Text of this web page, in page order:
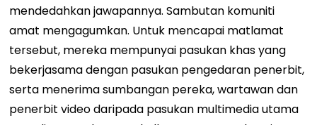
mendedahkan jawapannya. Sambutan komuniti
amat mengagumkan. Untuk mencapai matlamat
tersebut, mereka mempunyai pasukan khas yang
bekerjasama dengan pasukan pengedaran penerbit,
serta menerima sumbangan pereka, wartawan dan
penerbit video daripada pasukan multimedia utama